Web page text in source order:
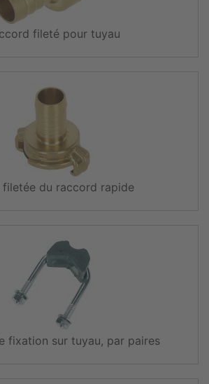
fileté pour tuyau
filetée du raccord rapide
fixation sur tuyau, par paires